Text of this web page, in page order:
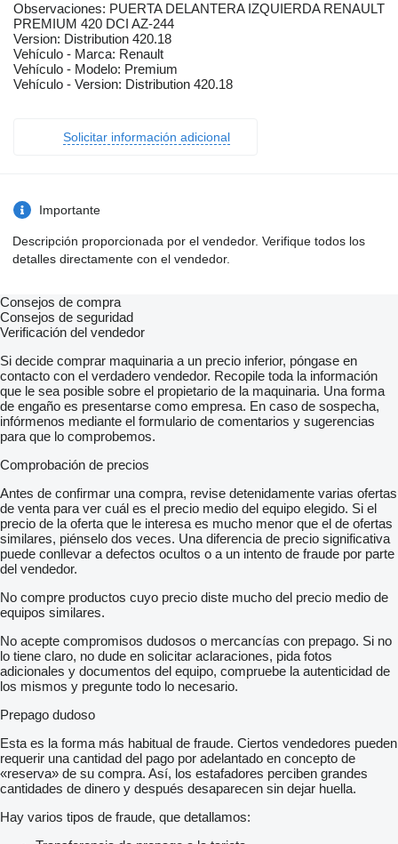
Observaciones: PUERTA DELANTERA IZQUIERDA RENAULT
PREMIUM 420 DCI AZ-244
Version: Distribution 420.18
Vehículo - Marca: Renault
Vehículo - Modelo: Premium
Vehículo - Version: Distribution 420.18
Solicitar información adicional
Importante
Descripción proporcionada por el vendedor. Verifique todos los
detalles directamente con el vendedor.
Consejos de compra
Consejos de seguridad
Verificación del vendedor
Si decide comprar maquinaria a un precio inferior, póngase en
contacto con el verdadero vendedor. Recopile toda la información
que le sea posible sobre el propietario de la maquinaria. Una forma
de engaño es presentarse como empresa. En caso de sospecha,
infórmenos mediante el formulario de comentarios y sugerencias
para que lo comprobemos.
Comprobación de precios
Antes de confirmar una compra, revise detenidamente varias ofertas
de venta para ver cuál es el precio medio del equipo elegido. Si el
precio de la oferta que le interesa es mucho menor que el de ofertas
similares, piénselo dos veces. Una diferencia de precio significativa
puede conllevar a defectos ocultos o a un intento de fraude por parte
del vendedor.
No compre productos cuyo precio diste mucho del precio medio de
equipos similares.
No acepte compromisos dudosos o mercancías con prepago. Si no
lo tiene claro, no dude en solicitar aclaraciones, pida fotos
adicionales y documentos del equipo, compruebe la autenticidad de
los mismos y pregunte todo lo necesario.
Prepago dudoso
Esta es la forma más habitual de fraude. Ciertos vendedores pueden
requerir una cantidad del pago por adelantado en concepto de
«reserva» de su compra. Así, los estafadores perciben grandes
cantidades de dinero y después desaparecen sin dejar huella.
Hay varios tipos de fraude, que detallamos: